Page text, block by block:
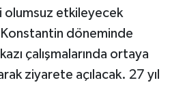
olumsuz etkileyecek
döneminde
çalışmalarında ortaya
ziyarete açılacak. 27 yıl